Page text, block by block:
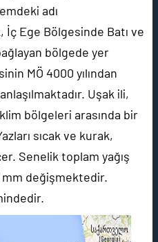
adı
Ege Bölgesinde Batı ve
bölgede yer
MÖ 4000 yılından
Uşak ili,
bölgeleri arasında bir
sıcak ve kurak,
Senelik toplam yağış
mm değişmektedir.